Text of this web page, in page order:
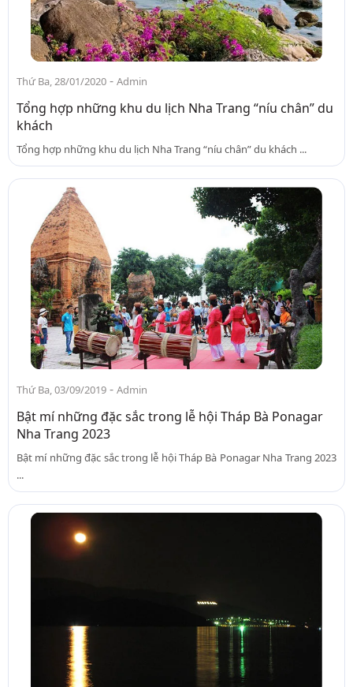
Thứ Ba, 28/01/2020 - Admin
Tổng hợp những khu du lịch Nha Trang “níu chân” du
khách
Tổng hợp những khu du lịch Nha Trang “níu chân” du khách ...
Thứ Ba, 03/09/2019 - Admin
Bật mí những đặc sắc trong lễ hội Tháp Bà Ponagar
Nha Trang 2023
Bật mí những đặc sắc trong lễ hội Tháp Bà Ponagar Nha Trang 2023
...